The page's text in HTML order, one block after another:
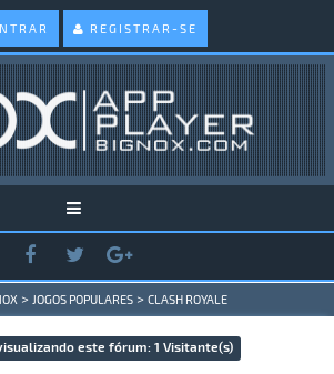
REGISTRAR-SE
> JOGOS POPULARES > CLASH ROYALE
este fórum: 1 Visitante(s)